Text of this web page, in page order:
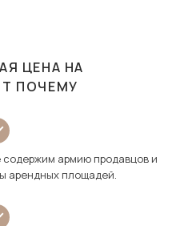
ЦЕНА НА
ПОЧЕМУ
армию продавцов и
арендных площадей.